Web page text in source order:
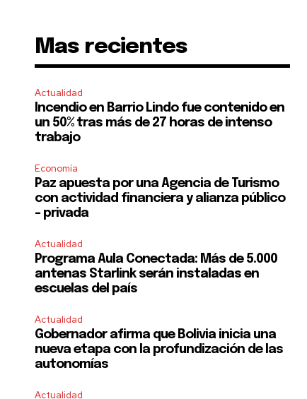
Mas recientes
Actualidad
Incendio en Barrio Lindo fue contenido en
un 50% tras más de 27 horas de intenso
trabajo
Economía
Paz apuesta por una Agencia de Turismo
con actividad financiera y alianza público
– privada
Actualidad
Programa Aula Conectada: Más de 5.000
antenas Starlink serán instaladas en
escuelas del país
Actualidad
Gobernador afirma que Bolivia inicia una
nueva etapa con la profundización de las
autonomías
Actualidad